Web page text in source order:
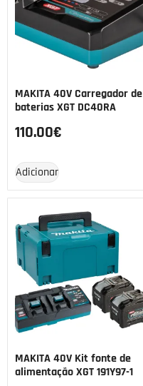
MAKITA 40V Carregador de
baterias XGT DC40RA
110.00€
Adicionar
MAKITA 40V Kit fonte de
alimentação XGT 191Y97-1